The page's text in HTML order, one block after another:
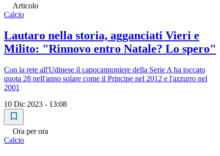
Articolo
Calcio
Lautaro nella storia, agganciati Vieri e
Milito: "Rinnovo entro Natale? Lo spero"
Con la rete all'Udinese il capocannoniere della Serie A ha toccato
quota 28 nell'anno solare come il Principe nel 2012 e l'azzurro nel
2001
10 Dic 2023 - 13:08
Ora per ora
Calcio